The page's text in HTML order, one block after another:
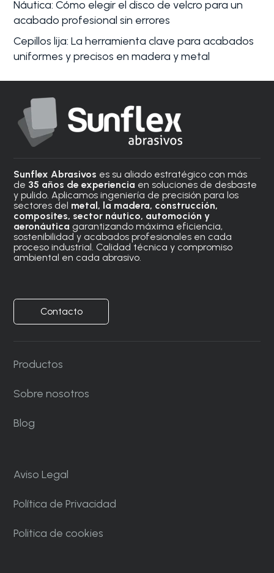
Náutica: Cómo elegir el disco de velcro para un
acabado profesional sin errores
Cepillos lija: La herramienta clave para acabados
uniformes y precisos en madera y metal
Sunflex Abrasivos es su aliado estratégico con más
de 35 años de experiencia en soluciones de desbaste
y pulido. Aplicamos ingeniería de precisión para los
sectores del metal, la madera, construcción,
composites, sector náutico, automoción y
aeronáutica garantizando máxima eficiencia,
sostenibilidad y acabados profesionales en cada
proceso industrial. Calidad técnica y compromiso
ambiental en cada abrasivo.
Contacto
Productos
Sobre nosotros
Blog
Aviso Legal
Política de Privacidad
Politica de cookies